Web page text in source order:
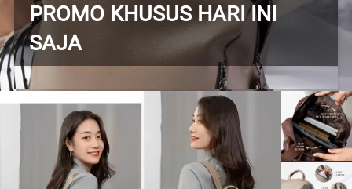
PROMO KHUSUS HARI INI
SAJA